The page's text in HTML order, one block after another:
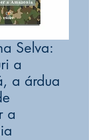
Selva:
a
a árdua
a